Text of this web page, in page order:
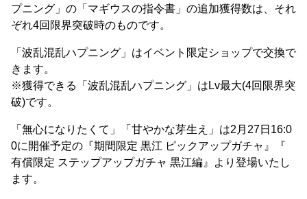
プニング」の「マギウスの指令書」の追加獲得数は、それ
ぞれ4回限界突破時のものです。
「波乱混乱ハプニング」はイベント限定ショップで交換で
きます。
※獲得できる「波乱混乱ハプニング」はLv最大(4回限界突
破)です。
「無心になりたくて」「甘やかな芽生え」は2月27日16:0
0に開催予定の『期間限定 黒江 ピックアップガチャ』『
有償限定 ステップアップガチャ 黒江編』より登場いたし
ます。